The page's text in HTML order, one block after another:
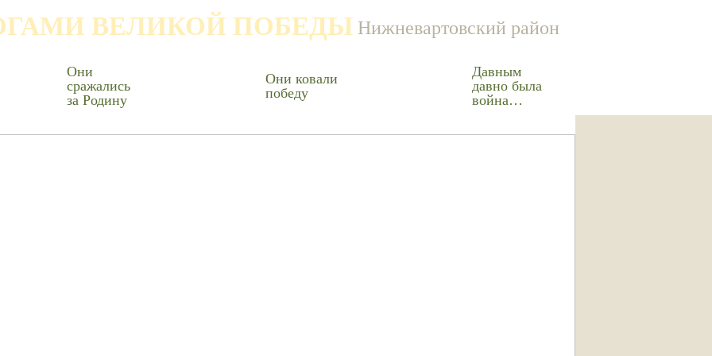
ВЕЛИКОЙ ПОБЕДЫ Нижневартовский район
Они
сражались
за Родину
Они ковали
победу
Давным
давно была
война…